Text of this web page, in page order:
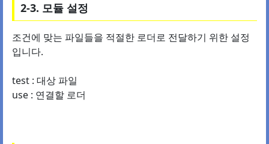
2-3. 모듈 설정
조건에 맞는 파일들을 적절한 로더로 전달하기 위한 설정
입니다.
test : 대상 파일
use : 연결할 로더